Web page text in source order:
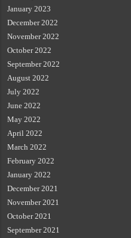
January 2023
December 2022
November 2022
October 2022
September 2022
August 2022
July 2022
June 2022
May 2022
April 2022
March 2022
February 2022
January 2022
December 2021
November 2021
October 2021
September 2021